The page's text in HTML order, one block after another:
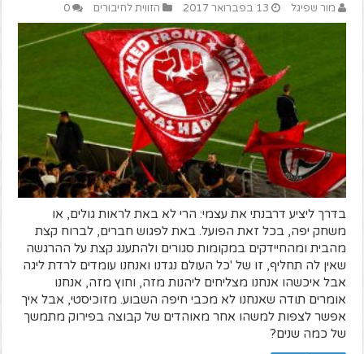
מור שפיגל 13 בפברואר 2017 הזווית לחיבורים 0
בדרך ליציע דרבנתי את עצמי: הרי לא באת לראות גולים, או
משחק יפה, בכל זאת הפועל. באת לפגוש חברים, לברוח קצת
מהבית ומהחיידקים במקומות סגורים ולהתענג קצת על ההרגשה
שאין לה תחליף, זו של 'כל העולם נגדנו ואנחנו עומדים לרדת ליגה
אבל איכשהו אנחנו מצליחים ליהנות מזה, וחוץ מזה, אנחנו
אומרים תודה שאנחנו לא מכבי חיפה השבוע. מזוכיסטי, אבל איך
אפשר לצפות למשהו אחר מאוהדים של קבוצה בפירוק מתמשך
של כמה שנים?